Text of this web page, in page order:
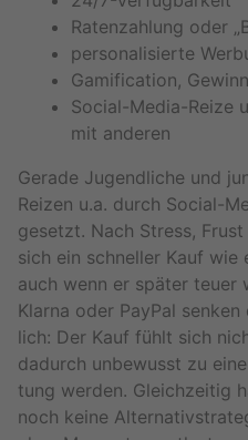
Ra­ten­zah­lung oder
per­so­na­li­sier­te
Ga­mi­fi­ca­ti­on,
So­ci­al-Me­dia-Rei­ze
mit an­de­ren
Ge­ra­de Ju­gend­li­che und
Rei­zen u.a. durch So­ci­al-
ge­setzt. Nach Stress,
sich ein schnel­ler Kauf wie
auch wenn er spä­ter teuer
Klar­na oder Pay­Pal
lich: Der Kauf fühlt sich
da­durch un­be­wusst zu
tung wer­den. Gleich­zei­tig
noch keine